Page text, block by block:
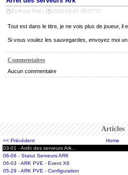
Articles
<< Précédent Home
03-01 - Arrêt des serveurs Ark...
06-06 - Statut Serveurs ARK
06-03 - ARK PVE - Event X6
05-29 - ARK PVE - Configuration
Ecrit par Poil | 2020-03-01 09:57:07
Tout est dans le titre, je ne vois plus de joueur, il
Si vous voulez les sauvegardes, envoyez moi un
Commentaires
Aucun commentaire